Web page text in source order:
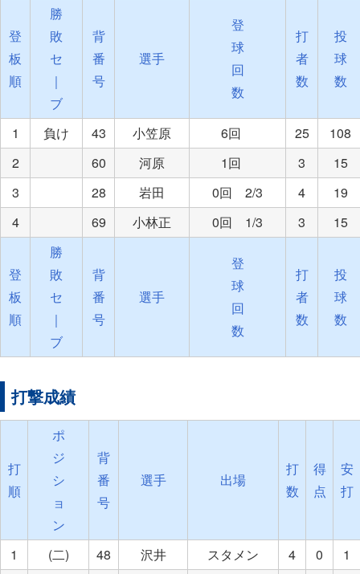
登
板
順
勝
敗
セ
｜
ブ
背
番
号
選手
登
球
回
数
打
者
数
投
球
数
1 負け 43 小笠原 6回 25
108
2
60 河原 1回 3
15
3
28 岩田 0回 2/3 4
19
4
69 小林正 0回 1/3 3 15
登
板
順
勝
敗
セ
｜
ブ
背
番
号
選手
登
球
回
数
打
者
数
投
球
数
打撃成績
打
順
ポ
ジ
シ
ョ
ン
背
番
号
選手 出場
打
数
得
点
安
打
1 (二) 48 沢井 スタメン 4 0
1